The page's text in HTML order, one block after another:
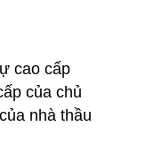
cao cấp
của chủ
nhà thầu